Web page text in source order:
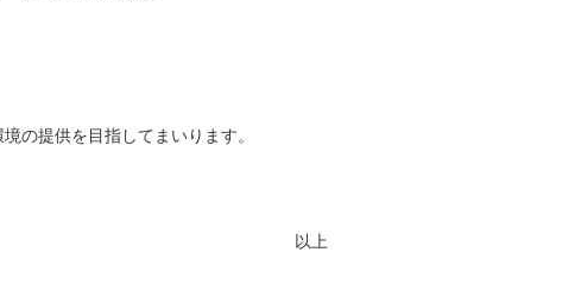
の提供を目指してまいります。
以上